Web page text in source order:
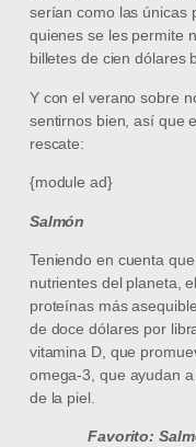
serían como las únicas
quienes se les permite
billetes de cien dólares
Y con el verano sobre
sentirnos bien, así que
rescate:
{module ad}
Salmón
Teniendo en cuenta
nutrientes del planeta,
proteínas más
de doce dólares por
vitamina D, que
omega-3, que ayudan
de la piel.
Favorito: